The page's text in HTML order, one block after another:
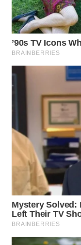
WN
NATUNA
WN
MANDALIKA
LIKUPANG
WN
LABUANBAJO
WN
BORNEO
Media